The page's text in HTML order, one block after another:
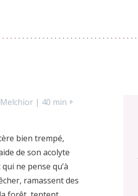
| 40 min +
bien trempé,
de son acolyte
ne pense qu’à
ramassent des